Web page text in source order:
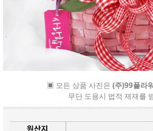
▣ 모든 상품 사진은 (주)99플라워
무단 도용시 법적 제재를